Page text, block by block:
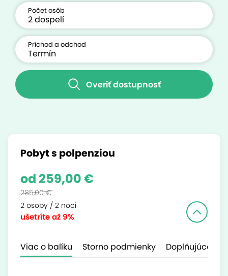
Počet osôb
Príchod a odchod
Overiť dostupnosť
Pobyt s polpenziou
ušetríteaž 9%
od 259,00 €
285,00 €
2 osoby / 2 noci
Viac o balíku Storno podmienky Doplňujúce